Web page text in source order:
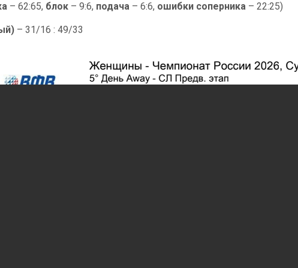
– 62:65, блок – 9:6, подача – 6:6, ошибки соперника – 22:25)
– 31/16 : 49/33